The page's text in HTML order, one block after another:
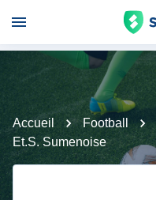
Accueil Football
Et.S. Sumenoise